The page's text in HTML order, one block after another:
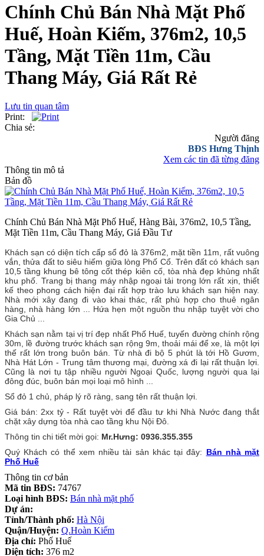
Chính Chủ Bán Nhà Mặt Phố
Huế, Hoàn Kiếm, 376m2, 10,5
Tầng, Mặt Tiền 11m, Cầu
Thang Máy, Giá Rất Rẻ
Lưu tin quan tâm
Print:
Chia sẻ:
Người đăng
BĐS Hưng Thịnh
Xem các tin đã từng đăng
Thông tin mô tả
Bản đồ
Chính Chủ Bán Nhà Mặt Phố Huế, Hàng Bài, 376m2, 10,5 Tầng,
Mặt Tiền 11m, Cầu Thang Máy, Giá Đầu Tư
Khách sạn có diện tích cấp sổ đỏ là 376m2, mặt tiền 11m, rất vuông
vắn, thửa đất to siêu hiếm giữa lòng Phố Cổ. Trên đất có khách sạn
10,5 tầng khung bê tông cốt thép kiên cố, tòa nhà đẹp khủng nhất
khu phố. Trang bị thang máy nhập ngoại tải trọng lớn rất xịn, thiết
kế theo phong cách hiện đại rất hợp trào lưu khách sạn hiện nay.
Nhà mới xây đang đi vào khai thác, rất phù hợp cho thuê ngân
hàng, nhà hàng lớn ... Hứa hẹn một nguồn thu nhập tuyệt vời cho
Gia Chủ ...
Khách sạn nằm tại vị trí đẹp nhất Phố Huế, tuyến đường chính rộng
30m, lề đường trước khách sạn rộng 9m, thoải mái để xe, là một lợi
thế rất lớn trong buôn bán. Từ nhà đi bộ 5 phút là tới Hồ Gươm,
Nhà Hát Lớn - Trung tâm thương mại, đường xá đi lại rất thuận lợi.
Cũng là nơi tụ tập nhiều người Ngoại Quốc, lượng người qua lại
đông đúc, buôn bán mọi loại mô hình ...
Sổ đỏ 1 chủ, pháp lý rõ ràng, sang tên rất thuận lợi.
Giá bán: 2xx tỷ - Rất tuyệt vời để đầu tư khi Nhà Nước đang thắt
chặt xây dựng tòa nhà cao tầng khu Nội Đô.
Thông tin chi tiết mời gọi: Mr.Hưng: 0936.355.355
Quý Khách có thể xem nhiều tài sản khác tại đây: Bán nhà mặt
Phố Huế
Thông tin cơ bản
Mã tin BĐS: 74767
Loại hình BĐS: Bán nhà mặt phố
Dự án:
Tỉnh/Thành phố: Hà Nội
Quận/Huyện: Q.Hoàn Kiếm
Địa chỉ: Phố Huế
Diện tích: 376 m2